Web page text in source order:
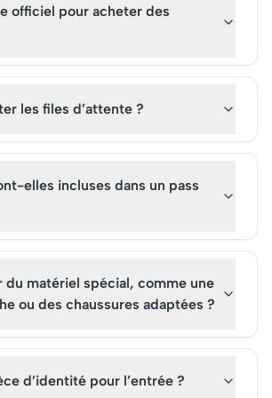
officiel pour acheter des
les files d’attente ?
elles incluses dans un pass
du matériel spécial, comme une
ou des chaussures adaptées ?
d’identité pour l’entrée ?